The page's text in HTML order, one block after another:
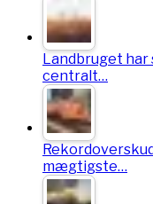
Landbruget
centralt…
mægtigste…